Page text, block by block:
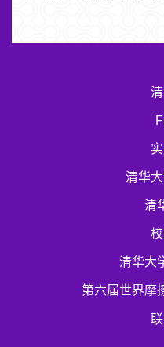
清华
清
清华大
第六届世界摩